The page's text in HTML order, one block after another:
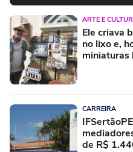
ARTE E
Ele criava
no lixo e,
miniaturas
CARREIRA
de R$